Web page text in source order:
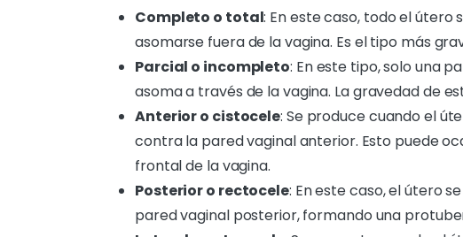
Completo o total: En este caso, todo el útero
asomarse fuera de la vagina. Es el tipo más
Parcial o incompleto: En este tipo, solo una
asoma a través de la vagina. La gravedad de
Anterior o cistocele: Se produce cuando el
contra la pared vaginal anterior. Esto puede
frontal de la vagina.
Posterior o rectocele: En este caso, el útero
pared vaginal posterior, formando una